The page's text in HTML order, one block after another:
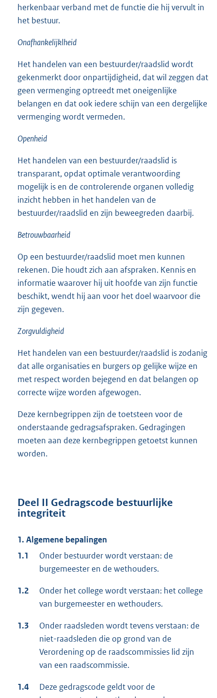
herkenbaar verband met de functie die hij vervult in
het bestuur.
Onafhankelijklheid
Het handelen van een bestuurder/raadslid wordt
gekenmerkt door onpartijdigheid, dat wil zeggen dat
geen vermenging optreedt met oneigenlijke
belangen en dat ook iedere schijn van een dergelijke
vermenging wordt vermeden.
Openheid
Het handelen van een bestuurder/raadslid is
transparant, opdat optimale verantwoording
mogelijk is en de controlerende organen volledig
inzicht hebben in het handelen van de
bestuurder/raadslid en zijn beweegreden daarbij.
Betrouwbaarheid
Op een bestuurder/raadslid moet men kunnen
rekenen. Die houdt zich aan afspraken. Kennis en
informatie waarover hij uit hoofde van zijn functie
beschikt, wendt hij aan voor het doel waarvoor die
zijn gegeven.
Zorgvuldigheid
Het handelen van een bestuurder/raadslid is zodanig
dat alle organisaties en burgers op gelijke wijze en
met respect worden bejegend en dat belangen op
correcte wijze worden afgewogen.
Deze kernbegrippen zijn de toetsteen voor de
onderstaande gedragsafspraken. Gedragingen
moeten aan deze kernbegrippen getoetst kunnen
worden.
Deel II Gedragscode bestuurlijke
integriteit
1. Algemene bepalingen
1.1
Onder bestuurder wordt verstaan: de
burgemeester en de wethouders.
1.2
Onder het college wordt verstaan: het college
van burgemeester en wethouders.
1.3
Onder raadsleden wordt tevens verstaan: de
niet-raadsleden die op grond van de
Verordening op de raadscommissies lid zijn
van een raadscommissie.
1.4
Deze gedragscode geldt voor de